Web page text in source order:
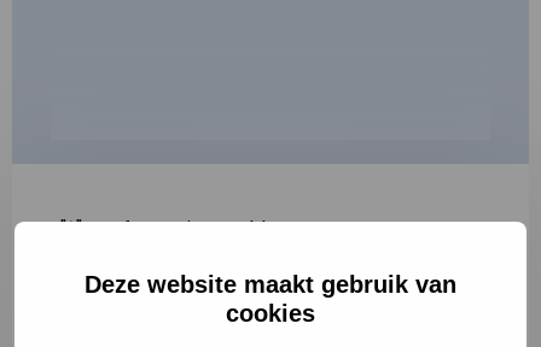
Deze website maakt gebruik van
cookies
"*" geeft vereiste velden aan
2